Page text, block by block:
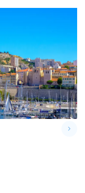
keyboard_arrow_right